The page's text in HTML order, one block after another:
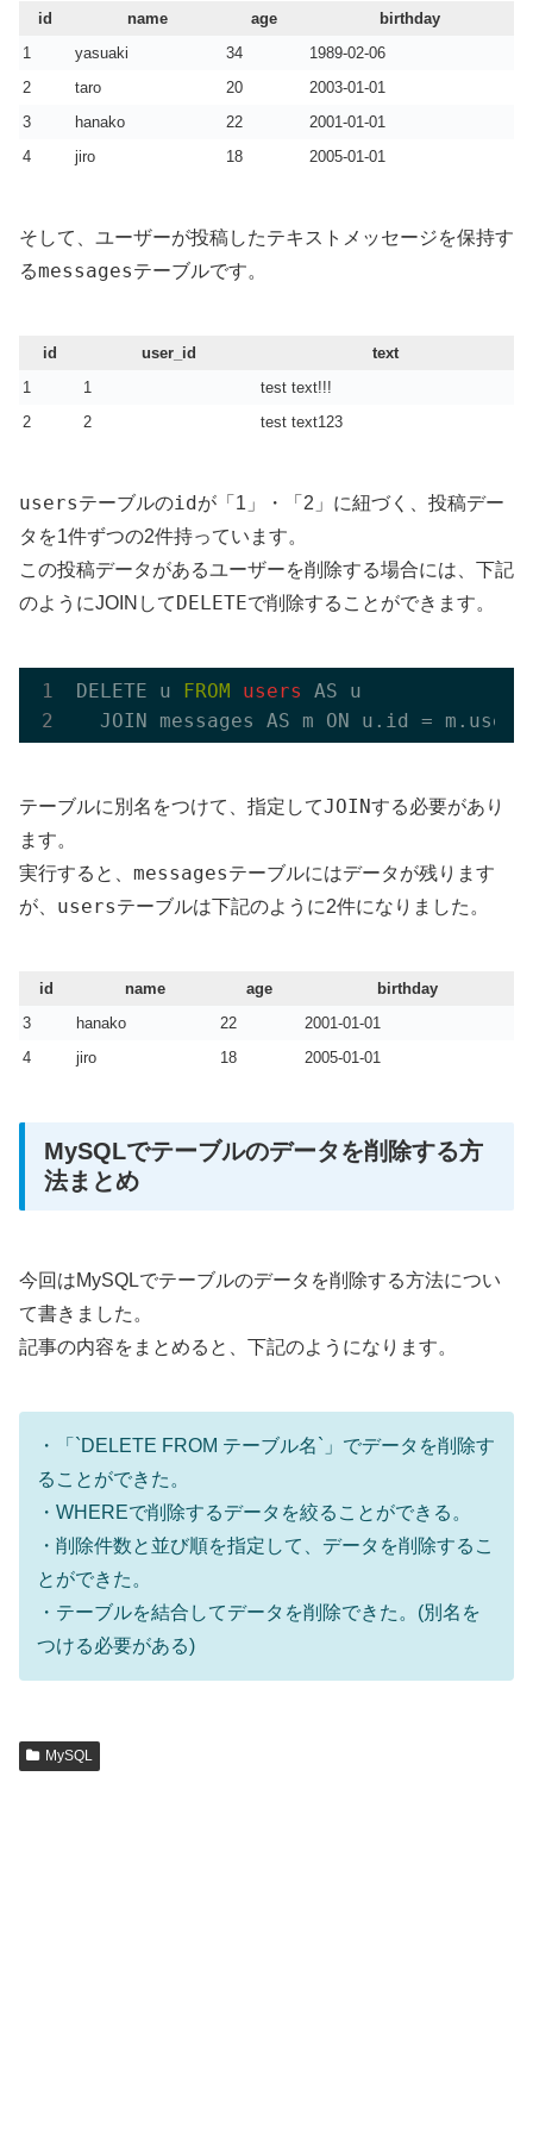
id name age
birthday
1
yasuaki 34
1989-02-06
2
taro 20
2003-01-01
3
hanako 22
2001-01-01
4
jiro 18 2005-01-01
そして、ユーザーが投稿したテキストメッセージを保持す
るmessagesテーブルです。
id user_id
text
1
1
test text!!!
2
2 test text123
usersテーブルのid が「1」・「2」に紐づく、投稿デー
タを1件ずつの2件持っています。
この投稿データがあるユーザーを削除する場合には、下記
のようにJOINして DELETEで削除することができます。
DELETE u FROM users AS u
テーブルに別名をつけて、指定してJOINする必要があり
ます。
実行すると、 messagesテーブルにはデータが残ります
が、 usersテーブルは下記のように2件になりました。
id name age
birthday
3
hanako 22
2001-01-01
4
jiro 18 2005-01-01
MySQLでテーブルのデータを削除する方
法まとめ
今回はMySQLでテーブルのデータを削除する方法につい
て書きました。
記事の内容をまとめると、下記のようになります。
・「`DELETE FROM テーブル名`」でデータを削除す
ることができた。
・WHEREで削除するデータを絞ることができる。
・削除件数と並び順を指定して、データを削除するこ
とができた。
・テーブルを結合してデータを削除できた。(別名を
つける必要がある)
MySQL